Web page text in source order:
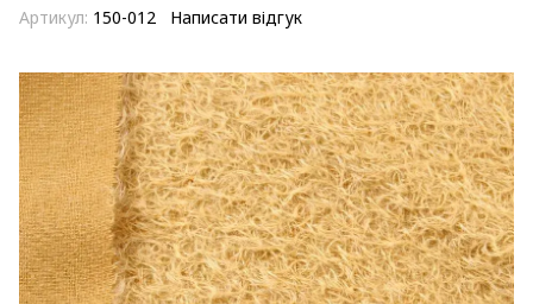
Артикул: 150-012 Написати відгук